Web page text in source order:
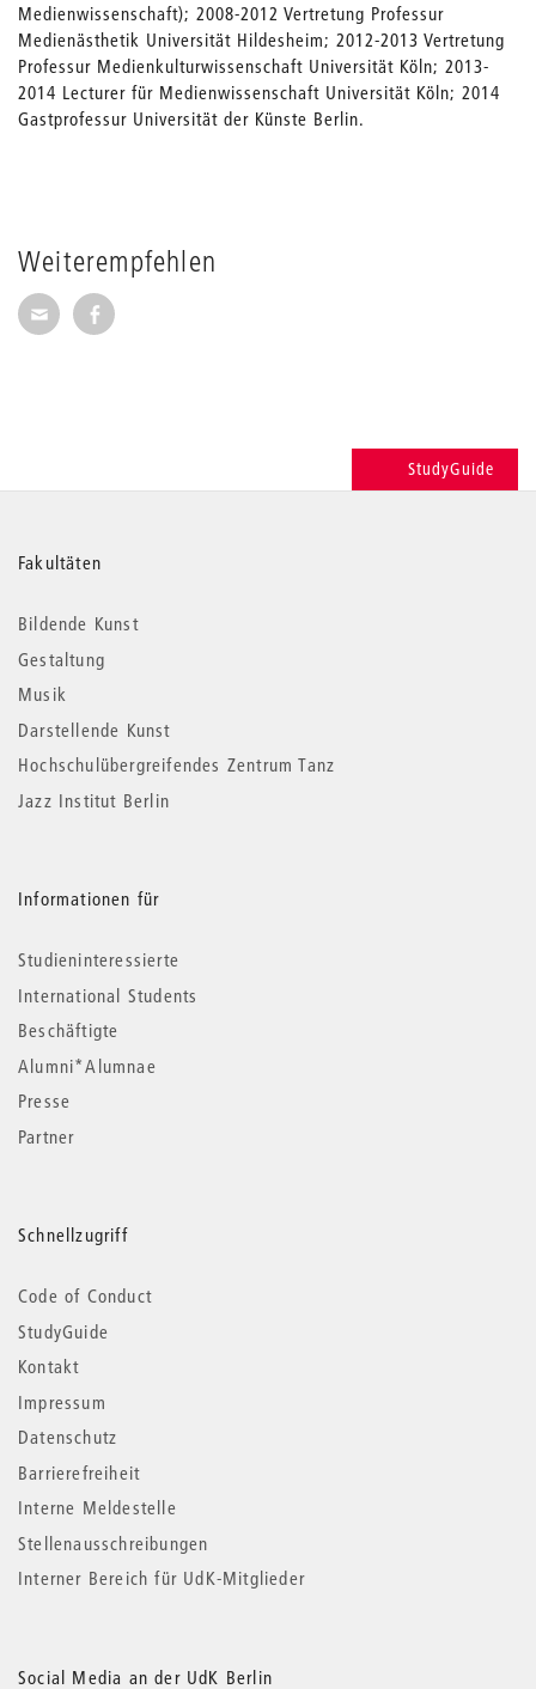
Weiterempfehlen
Seite per E-Mail weiterempfehlen
Seite auf Facebook weiterempfehlen
Medienwissenschaft); 2008-2012 Vertretung Professur
Medienästhetik Universität Hildesheim; 2012-2013 Vertretung
Professur Medienkulturwissenschaft Universität Köln; 2013-
2014 Lecturer für Medienwissenschaft Universität Köln; 2014
Gastprofessur Universität der Künste Berlin.
StudyGuide
Weitere
Informationen
Fakultäten
Bildende Kunst
Gestaltung
Musik
Darstellende Kunst
Hochschulübergreifendes Zentrum Tanz
Jazz Institut Berlin
Informationen für
Studieninteressierte
International Students
Beschäftigte
Alumni*Alumnae
Presse
Partner
Schnellzugriff
Code of Conduct
StudyGuide
Kontakt
Impressum
Datenschutz
Barrierefreiheit
Interne Meldestelle
Stellenausschreibungen
Interner Bereich für UdK-Mitglieder
Social Media an der UdK Berlin